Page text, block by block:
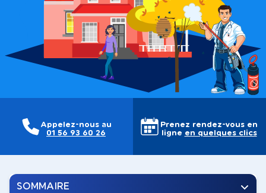
Appelez-nous au
01 56 93 60 26
Prenez rendez-vous en
ligne en quelques clics
SOMMAIRE